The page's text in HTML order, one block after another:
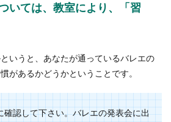
いては、教室により、「習
いうと、あなたが通っているバレエの
があるかどうかということです。
確認して下さい。バレエの発表会に出